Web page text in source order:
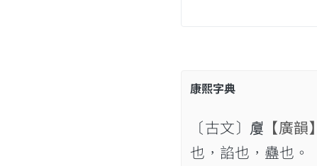
康熙字典
〔古文〕𡡚 【廣韻】
也，諂也，蠱也。